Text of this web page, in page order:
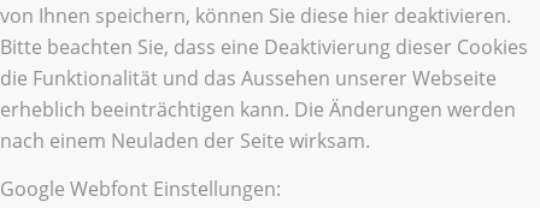
von Ihnen speichern, können Sie diese hier deaktivieren.
Bitte beachten Sie, dass eine Deaktivierung dieser Cookies
die Funktionalität und das Aussehen unserer Webseite
erheblich beeinträchtigen kann. Die Änderungen werden
nach einem Neuladen der Seite wirksam.
Google Webfont Einstellungen: